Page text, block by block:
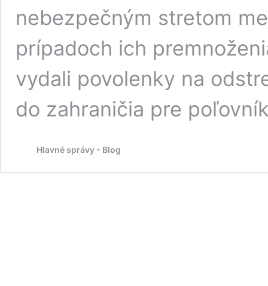
nebezpečným stretom
prípadoch ich
vydali povolenky na
do zahraničia pre
Hlavné správy - Blog